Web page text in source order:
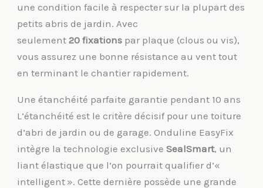
une condition facile à respecter sur la plupart des
petits abris de jardin. Avec
seulement20 fixations par plaque (clous ou vis),
vous assurez une bonne résistance au vent tout
en terminant le chantier rapidement.
Une étanchéité parfaite garantie pendant 10 ans
L’étanchéité est le critère décisif pour une toiture
d’abri de jardin ou de garage. Onduline EasyFix
intègre la technologie exclusiveSealSmart, un
liant élastique que l’on pourrait qualifier d’«
intelligent ». Cette dernière possède une grande